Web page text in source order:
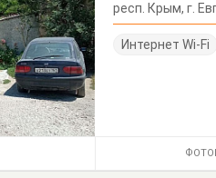
респ. Крым, г.
Интернет Wi-Fi